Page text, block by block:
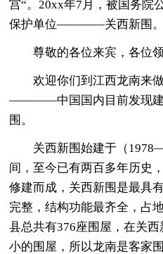
宫“。20xx年7月，被国务院
保护单位————关西新围。
尊敬的各位来宾，各位领
欢迎你们到江西龙南来做
————中国国内目前发现建
围。
关西新围始建于（
间，至今已有两百多年历史
修建而成，关西新围是最具
完整，结构功能最齐全，占
县总共有376座围屋，在关
小的围屋，所以龙南是客家